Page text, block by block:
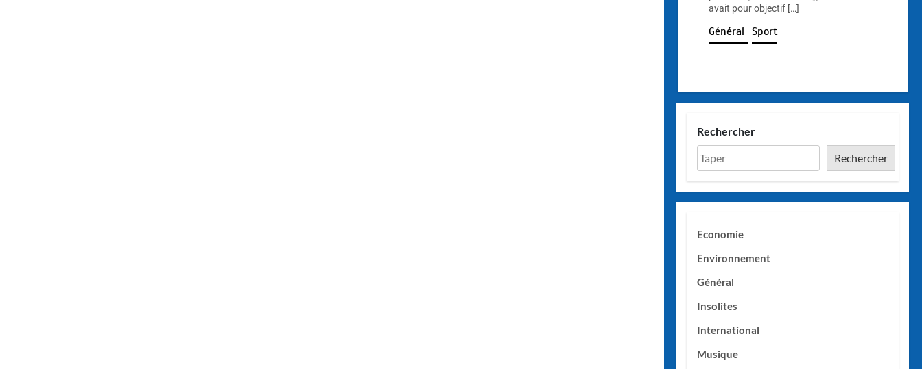
avait pour objectif […]
Général Sport
Rechercher
Rechercher
Economie
Environnement
Général
Insolites
International
Musique